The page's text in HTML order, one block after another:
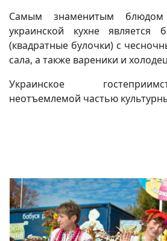
Самым знаменитым
украинской кухне
(квадратные булочки) с
сала, а также вареники и
Украинское
неотъемлемой частью